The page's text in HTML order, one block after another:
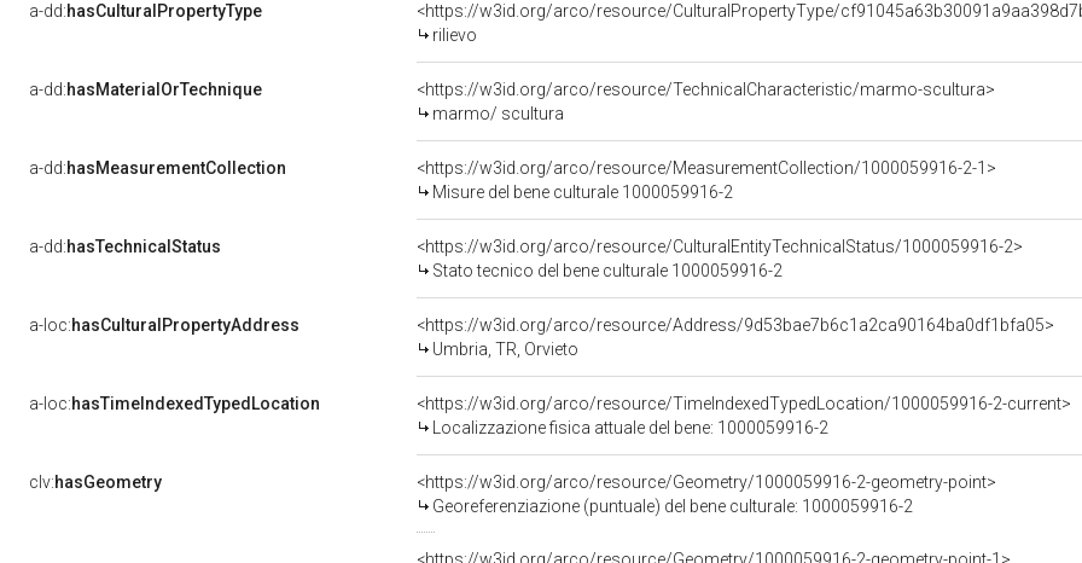
a-dd:hasCulturalPropertyType
<https://w3id.org/arco/resource/CulturalPropertyType/
rilievo
a-dd:hasMaterialOrTechnique
<https://w3id.org/arco/resource/TechnicalCharacteristic/marmo-scultura>
marmo/ scultura
a-dd:hasMeasurementCollection
<https://w3id.org/arco/resource/MeasurementCollection/1000059916-2-1>
Misure del bene culturale 1000059916-2
a-dd:hasTechnicalStatus
<https://w3id.org/arco/resource/CulturalEntityTechnicalStatus/1000059916-2>
Stato tecnico del bene culturale 1000059916-2
a-loc:hasCulturalPropertyAddress
<https://w3id.org/arco/resource/Address/9d53bae7b6c1a2ca90164ba0df1bfa05>
Umbria, TR, Orvieto
a-loc:hasTimeIndexedTypedLocation
<https://w3id.org/arco/resource/TimeIndexedTypedLocation/1000059916-2-current>
Localizzazione fisica attuale del bene: 1000059916-2
clv:hasGeometry
<https://w3id.org/arco/resource/Geometry/1000059916-2-geometry-point>
Georeferenziazione (puntuale) del bene culturale: 1000059916-2